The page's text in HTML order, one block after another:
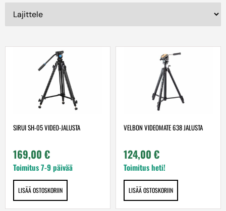
SIRUI SH-05 VIDEO-JALUSTA
169,00 €
Toimitus 7-9 päivää
LISÄÄ OSTOSKORIIN
VELBON VIDEOMATE 638 JALUSTA
124,00 €
Toimitus heti!
LISÄÄ OSTOSKORIIN